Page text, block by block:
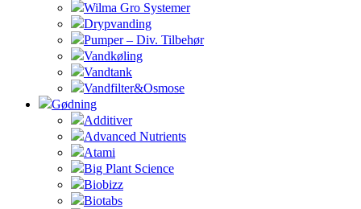
Wilma Gro Systemer
Drypvanding
Pumper – Div. Tilbehør
Vandkøling
Vandtank
Vandfilter&Osmose
Gødning
Additiver
Advanced Nutrients
Atami
Big Plant Science
Biobizz
Biotabs